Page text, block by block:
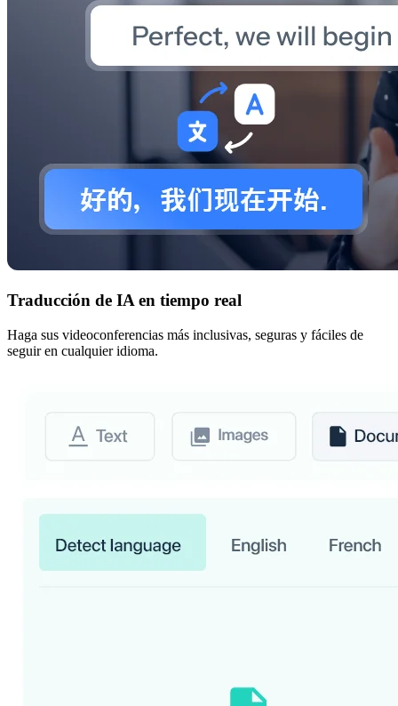
Traducción de IA en tiempo real
Haga sus videoconferencias más inclusivas, seguras y fáciles de
seguir en cualquier idioma.